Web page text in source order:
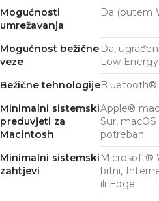
Mogućnosti
umrežavanja
Da (putem
Mogućnost bežične
veze
Da,
Low Energy
Bežične tehnologijeBluetooth®
Minimalni sistemski
preduvjeti za
Macintosh
Apple®
Sur,
potreban
Minimalni sistemski
zahtjevi
Microsoft®
bitni,
ili Edge.